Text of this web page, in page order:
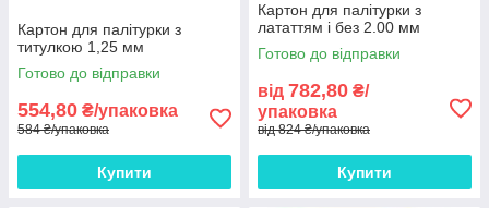
Картон для палітурки з
титулкою 1,25 мм
Готово до відправки
554,80 ₴/упаковка
584 ₴/упаковка
Купити
Картон для палітурки з
лататтям і без 2.00 мм
Готово до відправки
від 782,80 ₴/
упаковка
від 824 ₴/упаковка
Купити